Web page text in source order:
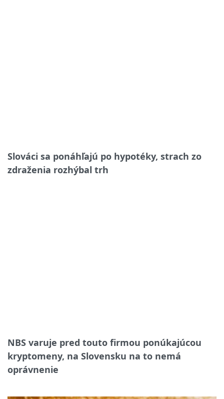
Slováci sa ponáhľajú po hypotéky, strach zo
zdraženia rozhýbal trh
NBS varuje pred touto firmou ponúkajúcou
kryptomeny, na Slovensku na to nemá
oprávnenie